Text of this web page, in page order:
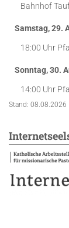
Bahnhof
Samstag, 29.
18:00 Uhr
Sonntag, 30.
14:00 Uhr
Stand: 08.08.2026